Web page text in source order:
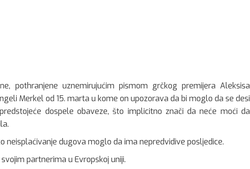
pothranjene uznemirujućim pismom grčkog premijera Aleksisa
Merkel od 15. marta u kome on upozorava da bi moglo da se desi
dospele obaveze, što implicitno znači da neće moći da
neisplaćivanje dugova moglo da ima nepredvidive posljedice.
partnerima u Evropskoj uniji.